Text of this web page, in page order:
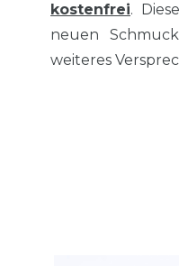
kostenfrei.
neuen
weiteres